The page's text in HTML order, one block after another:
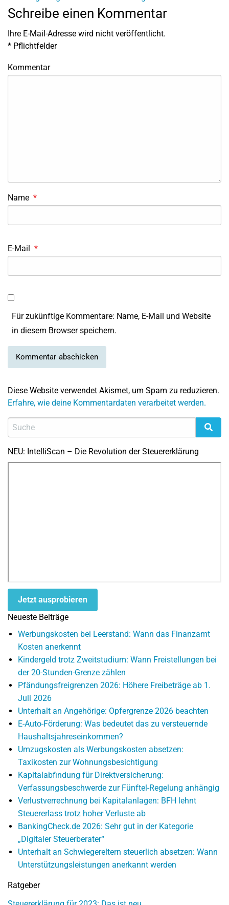
Schreibe einen Kommentar
Ihre E-Mail-Adresse wird nicht veröffentlicht.
* Pflichtfelder
Kommentar
Name *
E-Mail *
Für zukünftige Kommentare: Name, E-Mail und Website
in diesem Browser speichern.
Diese Website verwendet Akismet, um Spam zu reduzieren.
Erfahre, wie deine Kommentardaten verarbeitet werden.
NEU: IntelliScan – Die Revolution der Steuererklärung
Jetzt ausprobieren
Neueste Beiträge
Werbungskosten bei Leerstand: Wann das Finanzamt
Kosten anerkennt
Kindergeld trotz Zweitstudium: Wann Freistellungen bei
der 20-Stunden-Grenze zählen
Pfändungsfreigrenzen 2026: Höhere Freibeträge ab 1.
Juli 2026
Unterhalt an Angehörige: Opfergrenze 2026 beachten
E-Auto-Förderung: Was bedeutet das zu versteuernde
Haushaltsjahreseinkommen?
Umzugskosten als Werbungskosten absetzen:
Taxikosten zur Wohnungsbesichtigung
Kapitalabfindung für Direktversicherung:
Verfassungsbeschwerde zur Fünftel-Regelung anhängig
Verlustverrechnung bei Kapitalanlagen: BFH lehnt
Steuererlass trotz hoher Verluste ab
BankingCheck.de 2026: Sehr gut in der Kategorie
„Digitaler Steuerberater“
Unterhalt an Schwiegereltern steuerlich absetzen: Wann
Unterstützungsleistungen anerkannt werden
Ratgeber